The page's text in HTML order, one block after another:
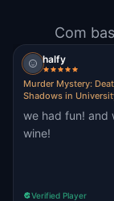
Com
halfy
Murder Mystery:
Shadows in
we had fun! and
wine!
Verified Player